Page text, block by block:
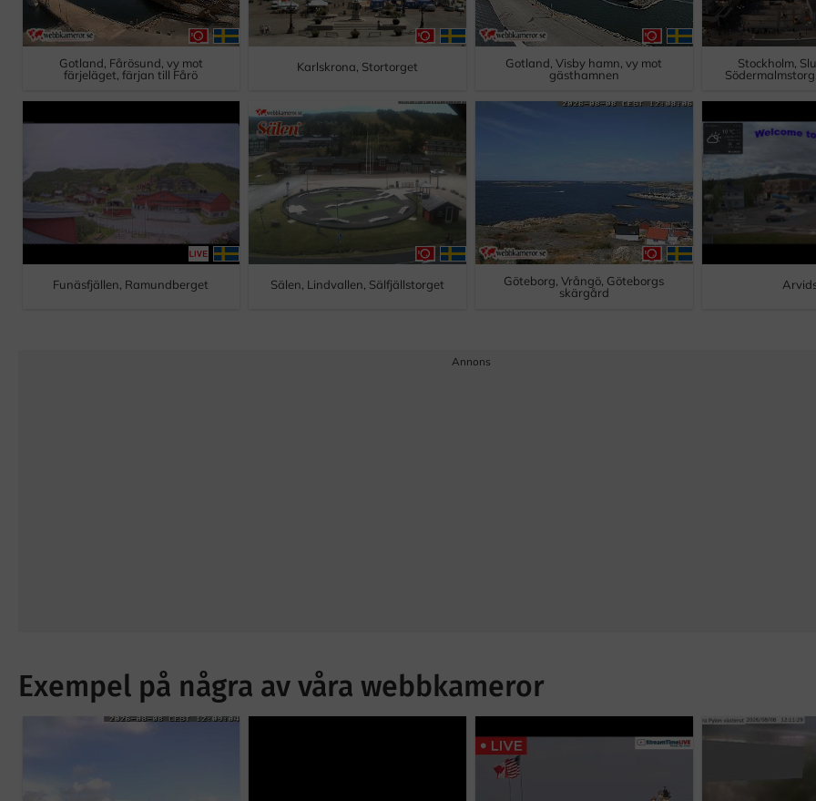
Gotland, Fårösund, vy mot
färjeläget, färjan till Fårö
Karlskrona, Stortorget
Gotland, Visby hamn, vy mot
gästhamnen
Stockholm,
Funäsfjällen, Ramundberget Sälen, Lindvallen, Sälfjällstorget
Göteborg, Vrångö, Göteborgs
skärgård
Annons
Exempel på några av våra webbkameror